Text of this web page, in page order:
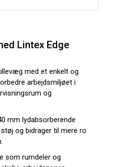
Lintex Edge
med et enkelt og
arbejdsmiljøet i
og
mm lydabsorberende
og bidrager til mere ro
som rumdeler og